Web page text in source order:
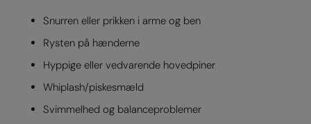
Snurren eller prikken i arme og ben
Rysten på hænderne
Hyppige eller vedvarende hovedpiner
Whiplash/piskesmæld
Svimmelhed og balanceproblemer